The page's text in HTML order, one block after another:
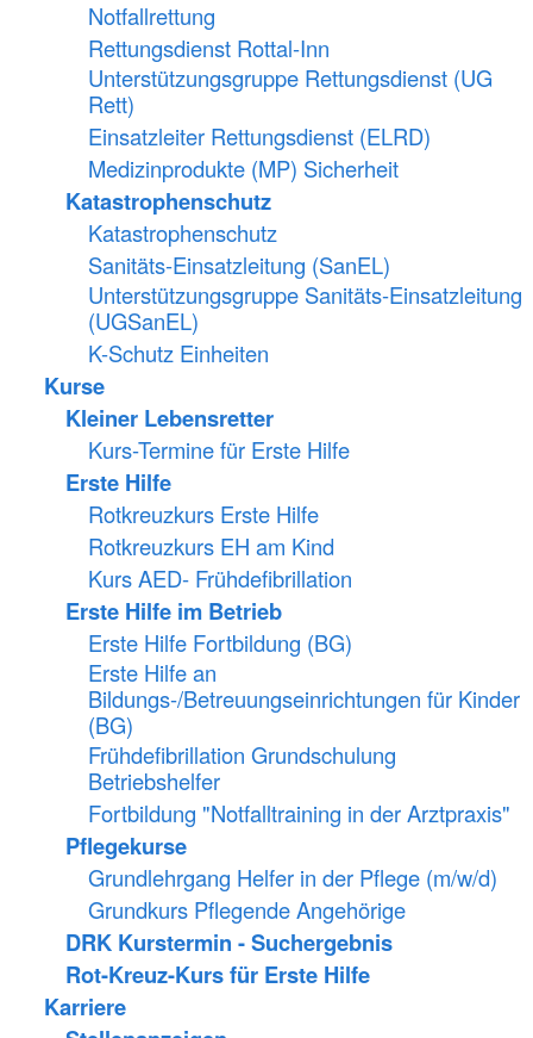
Notfallrettung
Rettungsdienst Rottal-Inn
Unterstützungsgruppe Rettungsdienst (UG
Rett)
Einsatzleiter Rettungsdienst (ELRD)
Medizinprodukte (MP) Sicherheit
Katastrophenschutz
Katastrophenschutz
Sanitäts-Einsatzleitung (SanEL)
Unterstützungsgruppe Sanitäts-Einsatzleitung
(UGSanEL)
K-Schutz Einheiten
Kurse
Kleiner Lebensretter
Kurs-Termine für Erste Hilfe
Erste Hilfe
Rotkreuzkurs Erste Hilfe
Rotkreuzkurs EH am Kind
Kurs AED- Frühdefibrillation
Erste Hilfe im Betrieb
Erste Hilfe Fortbildung (BG)
Erste Hilfe an
Bildungs-/Betreuungseinrichtungen für Kinder
(BG)
Frühdefibrillation Grundschulung
Betriebshelfer
Fortbildung "Notfalltraining in der Arztpraxis"
Pflegekurse
Grundlehrgang Helfer in der Pflege (m/w/d)
Grundkurs Pflegende Angehörige
DRK Kurstermin - Suchergebnis
Rot-Kreuz-Kurs für Erste Hilfe
Karriere